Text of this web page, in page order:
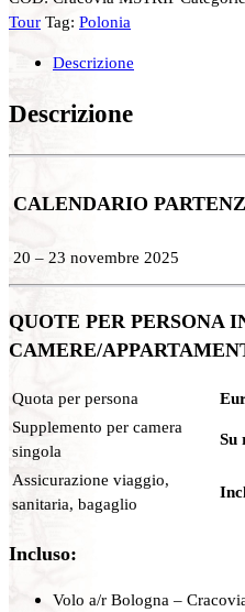
Tour Tag: Polonia
Descrizione
Descrizione
CALENDARIO
20 – 23 novembre 2025
QUOTE PER PERSONA
CAMERE/
Quota per persona
Supplemento per camera
singola
Su
Assicurazione viaggio,
sanitaria, bagaglio
Incluso:
Volo a/r Bologna –